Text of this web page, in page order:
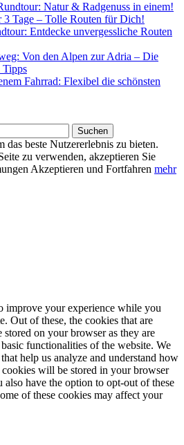
Natur & Radgenuss in einem!
3 Tage – Tolle Routen für Dich!
Entdecke unvergessliche Routen
Von den Alpen zur Adria – Die
Tipps
Fahrrad: Flexibel die schönsten
beste Nutzererlebnis zu bieten.
zu verwenden, akzeptieren Sie
Akzeptieren und Fortfahren mehr
improve your experience while you
Out of these, the cookies that are
stored on your browser as they are
functionalities of the website. We
help us analyze and understand how
will be stored in your browser
have the option to opt-out of these
of these cookies may affect your